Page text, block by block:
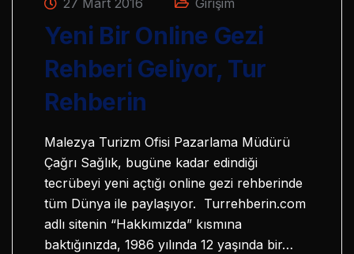
27 Mart 2016 Girişim
Yeni Bir Online Gezi
Rehberi Geliyor, Tur
Rehberin
Malezya Turizm Ofisi Pazarlama Müdürü
Çağrı Sağlık, bugüne kadar edindiği
tecrübeyi yeni açtığı online gezi rehberinde
tüm Dünya ile paylaşıyor. Turrehberin.com
adlı sitenin “Hakkımızda” kısmına
baktığınızda, 1986 yılında 12 yaşında bir…